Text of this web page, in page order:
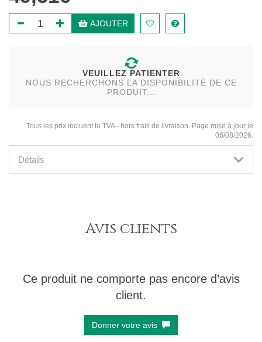
AJOUTER
VEUILLEZ PATIENTER
NOUS RECHERCHONS LA DISPONIBILITÉ DE CE
PRODUIT...
Tous les prix incluent la TVA - hors frais de livraison. Page mise à jour le
06/08/2026.
Détails
Avis clients
Ce produit ne comporte pas encore d’avis
client.
Donner votre avis